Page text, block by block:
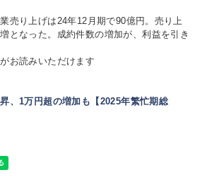
売り上げは24年12月期で90億円。売り上
となった。成約件数の増加が、利益を引き
お読みいただけます
昇、1万円超の増加も【2025年繁忙期総